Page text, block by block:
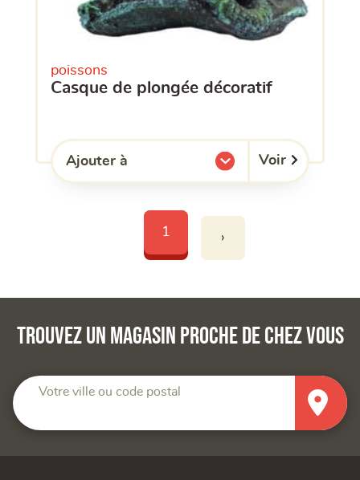
poissons
casque de plongée décoratif
Ajouter à
l'une de mes listes. Voir
1 ›
Trouvez un magasin proche de chez vous
Votre ville ou code postal